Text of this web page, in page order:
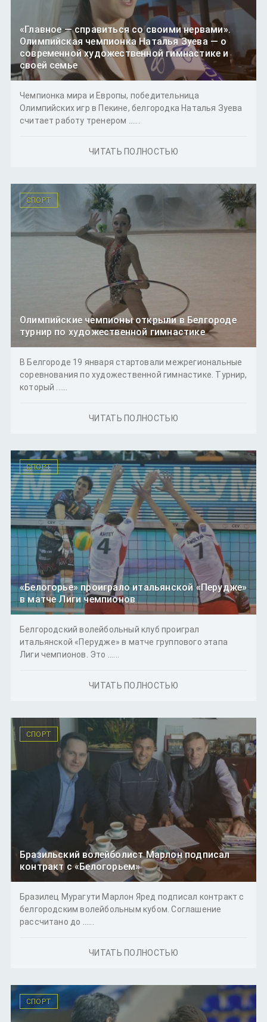
«Главное — справиться со своими нервами».
Олимпийская чемпионка Наталья Зуева — о
современной художественной гимнастике и
своей семье
Чемпионка мира и Европы, победительница
Олимпийских игр в Пекине, белгородка Наталья Зуева
считает работу тренером ......
ЧИТАТЬ ПОЛНОСТЬЮ
СПОРТ
Олимпийские чемпионы открыли в Белгороде
турнир по художественной гимнастике
В Белгороде 19 января стартовали межрегиональные
соревнования по художественной гимнастике. Турнир,
который ......
ЧИТАТЬ ПОЛНОСТЬЮ
СПОРТ
«Белогорье» проиграло итальянской «Перудже»
в матче Лиги чемпионов
Белгородский волейбольный клуб проиграл
итальянской «Перудже» в матче группового этапа
Лиги чемпионов. Это ......
ЧИТАТЬ ПОЛНОСТЬЮ
СПОРТ
Бразильский волейболист Марлон подписал
контракт с «Белогорьем»
Бразилец Мурагути Марлон Яред подписал контракт с
белгородским волейбольным кубом. Соглашение
рассчитано до ......
ЧИТАТЬ ПОЛНОСТЬЮ
СПОРТ